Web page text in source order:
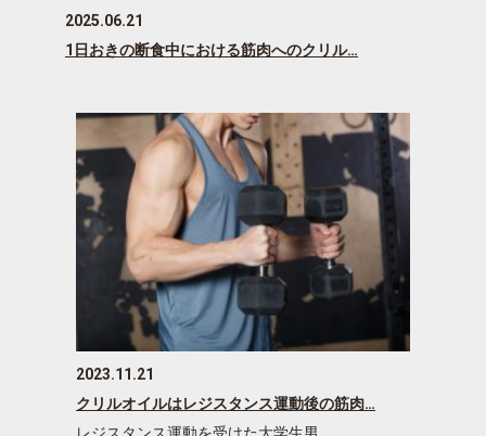
2025.06.21
1日おきの断食中における筋肉へのクリル…
2023.11.21
クリルオイルはレジスタンス運動後の筋肉…
レジスタンス運動を受けた大学生男…